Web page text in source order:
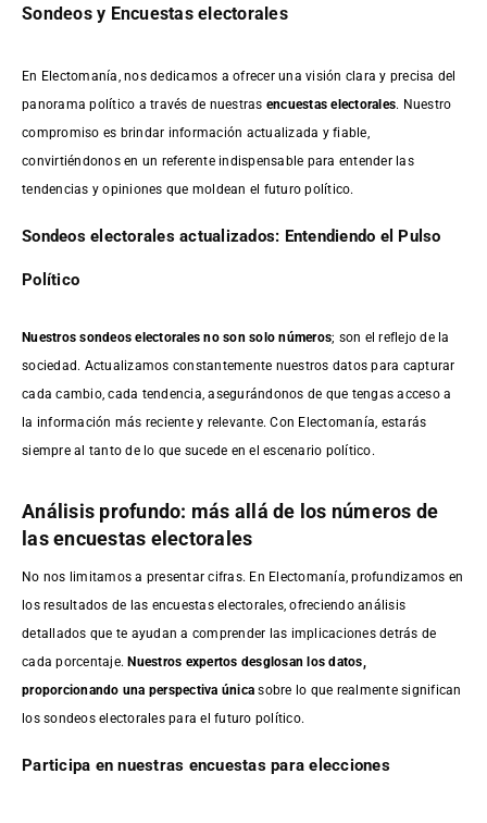
Sondeos y Encuestas electorales
En Electomanía, nos dedicamos a ofrecer una visión clara y precisa del
panorama político a través de nuestras encuestas electorales. Nuestro
compromiso es brindar información actualizada y fiable,
convirtiéndonos en un referente indispensable para entender las
tendencias y opiniones que moldean el futuro político.
Sondeos electorales actualizados: Entendiendo el Pulso
Político
Nuestros sondeos electorales no son solo números; son el reflejo de la
sociedad. Actualizamos constantemente nuestros datos para capturar
cada cambio, cada tendencia, asegurándonos de que tengas acceso a
la información más reciente y relevante. Con Electomanía, estarás
siempre al tanto de lo que sucede en el escenario político.
Análisis profundo: más allá de los números de
las encuestas electorales
No nos limitamos a presentar cifras. En Electomanía, profundizamos en
los resultados de las encuestas electorales, ofreciendo análisis
detallados que te ayudan a comprender las implicaciones detrás de
cada porcentaje.Nuestros expertos desglosan los datos,
proporcionando una perspectiva única sobre lo que realmente significan
los sondeos electorales para el futuro político.
Participa en nuestras encuestas para elecciones